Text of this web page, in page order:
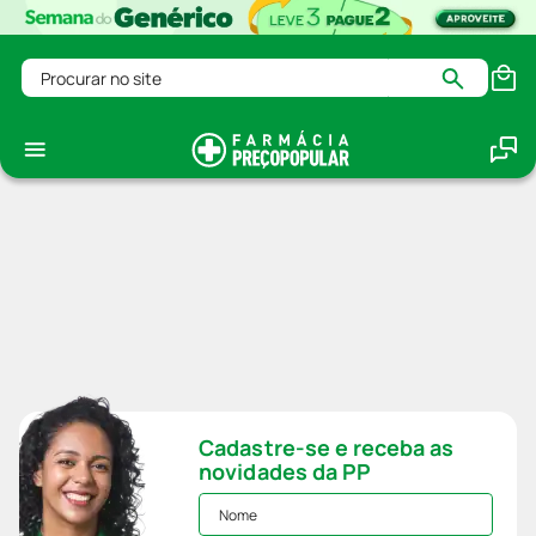
Procurar no site
Cadastre-se e receba as
novidades da PP